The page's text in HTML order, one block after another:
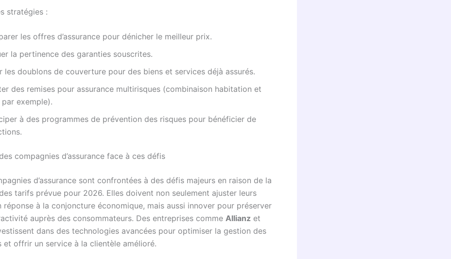
stratégies :
les offres d’assurance pour dénicher le meilleur prix.
la pertinence des garanties souscrites.
les doublons de couverture pour des biens et services déjà assurés.
des remises pour assurance multirisques (combinaison habitation et
par exemple).
à des programmes de prévention des risques pour bénéficier de
compagnies d’assurance face à ces défis
d’assurance sont confrontées à des défis majeurs en raison de la
tarifs prévue pour 2026. Elles doivent non seulement ajuster leurs
réponse à la conjoncture économique, mais aussi innover pour préserver
auprès des consommateurs. Des entreprises comme Allianz et
dans des technologies avancées pour optimiser la gestion des
et offrir un service à la clientèle amélioré.